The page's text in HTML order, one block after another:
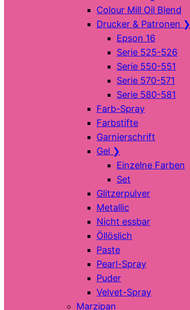
Colour Mill Oil Blend
Drucker & Patronen ❯
Epson 16
Serie 525-526
Serie 550-551
Serie 570-571
Serie 580-581
Farb-Spray
Farbstifte
Garnierschrift
Gel ❯
Einzelne Farben
Set
Glitzerpulver
Metallic
Nicht essbar
Öllöslich
Paste
Pearl-Spray
Puder
Velvet-Spray
Marzipan